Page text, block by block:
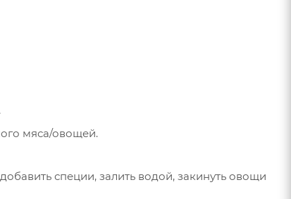
мяса/овощей.
специи, залить водой, закинуть овощи